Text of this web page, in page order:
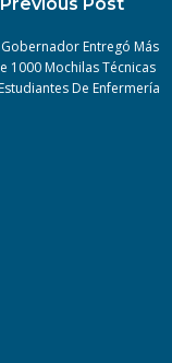
de
Gobernador Entregó Más
1000 Mochilas Técnicas
De Enfermería